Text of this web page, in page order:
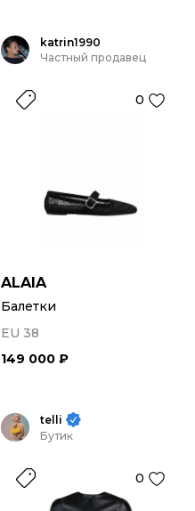
katrin1990
Частный продавец
0
ALAIA
Балетки
EU 38
149 000 ₽
telli
Бутик
0